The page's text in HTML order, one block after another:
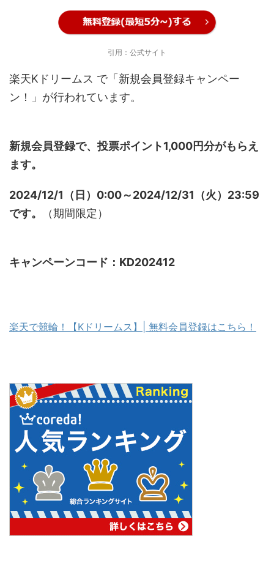
引用：公式サイト
楽天Kドリームス で「新規会員登録キャンペー
ン！」が行われています。
新規会員登録で、投票ポイント1,000円分がもらえ
ます。
2024/12/1（日）0:00～2024/12/31（火）23:59
です。
（期間限定）
キャンペーンコード：KD202412
楽天で競輪！【Kドリームス】| 無料会員登録はこちら！